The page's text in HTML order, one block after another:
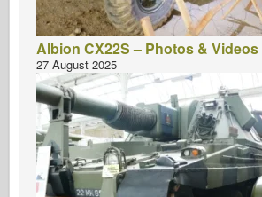
Albion CX22S – Photos & Videos
27 August 2025